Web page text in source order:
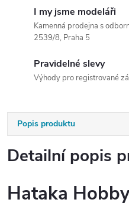
I my jsme modeláři
Kamenná prodejna s
2539/8, Praha 5
Pravidelné slevy
Výhody pro registrované
Popis produktu
Detailní popis
Hataka